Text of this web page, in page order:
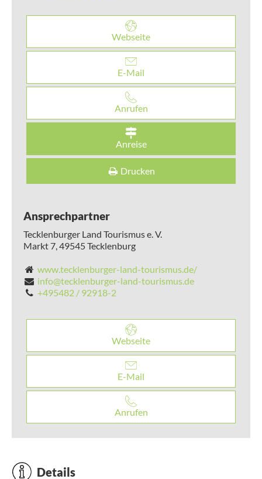
Webseite
E-Mail
Anrufen
Anreise
Drucken
Ansprechpartner
Tecklenburger Land Tourismus e. V.
Markt 7, 49545Tecklenburg
www.tecklenburger-land-tourismus.de/
info@tecklenburger-land-tourismus.de
+495482 / 92918-2
Webseite
E-Mail
Anrufen
Details